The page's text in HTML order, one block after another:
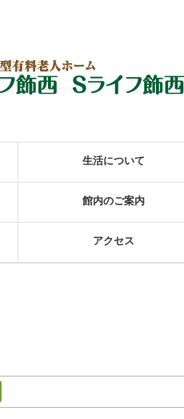
生活について
館内のご案内
アクセス